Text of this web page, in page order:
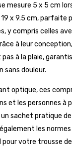
mesure 5 x 5 cm
19 x 9.5 cm, parfaite
y compris celles
à leur
à la plaie,
sans douleur.
optique, ces
et les personnes à
sachet pratique
les normes
votre trousse